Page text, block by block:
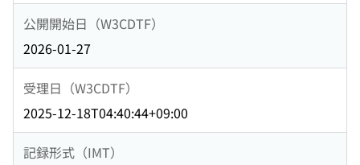
公開開始日（W3CDTF）
2026-01-27
受理日（W3CDTF）
2025-12-18T04:40:44+09:00
記録形式（IMT）